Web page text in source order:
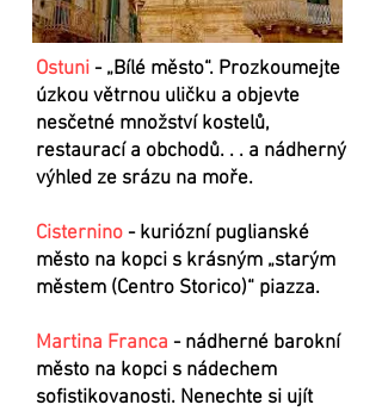
Ostuni - „Bílé město“. Prozkoumejte
úzkou větrnou uličku a objevte
nesčetné množství kostelů,
restaurací a obchodů. . . a nádherný
výhled ze srázu na moře.
Cisternino - kuriózní puglianské
město na kopci s krásným „starým
městem (Centro Storico)“ piazza.
Martina Franca - nádherné barokní
město na kopci s nádechem
sofistikovanosti. Nenechte si ujít